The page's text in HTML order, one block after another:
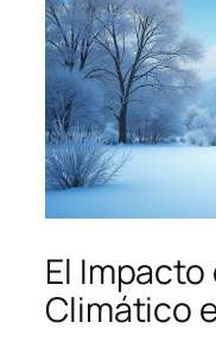
El
Climático